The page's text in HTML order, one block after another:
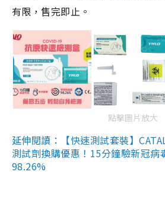
有限，售完即止。
點擊圖片放大
延伸閱讀：【快速測試套裝】
測試劑換購優惠！15分鐘驗新冠病
98.26%